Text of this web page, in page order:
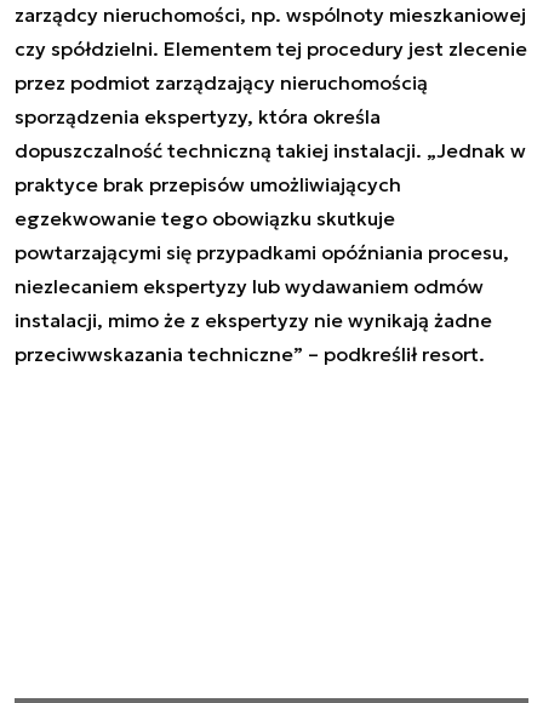
zarządcy nieruchomości, np. wspólnoty mieszkaniowej
czy spółdzielni. Elementem tej procedury jest zlecenie
przez podmiot zarządzający nieruchomością
sporządzenia ekspertyzy, która określa
dopuszczalność techniczną takiej instalacji. „Jednak w
praktyce brak przepisów umożliwiających
egzekwowanie tego obowiązku skutkuje
powtarzającymi się przypadkami opóźniania procesu,
niezlecaniem ekspertyzy lub wydawaniem odmów
instalacji, mimo że z ekspertyzy nie wynikają żadne
przeciwwskazania techniczne” – podkreślił resort.